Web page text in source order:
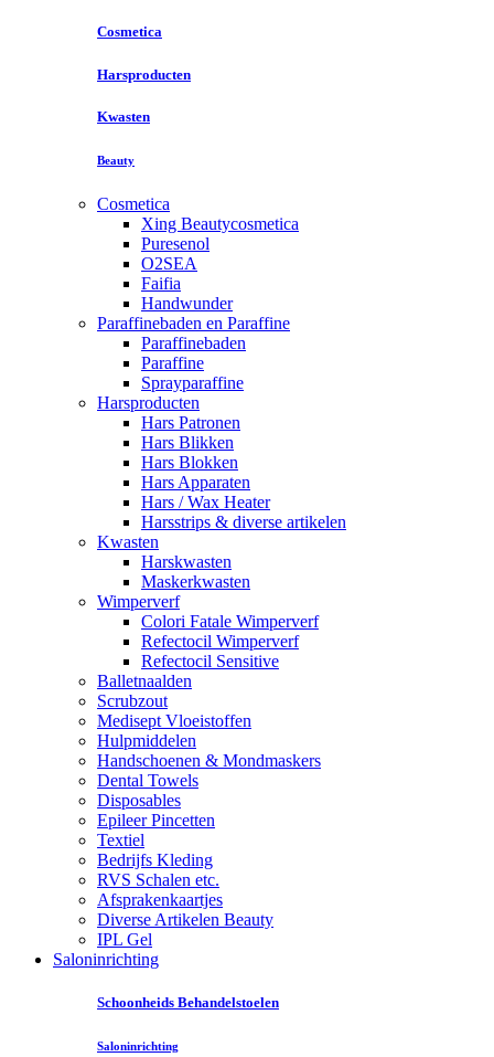
Cosmetica
Harsproducten
Kwasten
Beauty
Cosmetica
Xing Beautycosmetica
Puresenol
O2SEA
Faifia
Handwunder
Paraffinebaden en Paraffine
Paraffinebaden
Paraffine
Sprayparaffine
Harsproducten
Hars Patronen
Hars Blikken
Hars Blokken
Hars Apparaten
Hars / Wax Heater
Harsstrips & diverse artikelen
Kwasten
Harskwasten
Maskerkwasten
Wimperverf
Colori Fatale Wimperverf
Refectocil Wimperverf
Refectocil Sensitive
Balletnaalden
Scrubzout
Medisept Vloeistoffen
Hulpmiddelen
Handschoenen & Mondmaskers
Dental Towels
Disposables
Epileer Pincetten
Textiel
Bedrijfs Kleding
RVS Schalen etc.
Afsprakenkaartjes
Diverse Artikelen Beauty
IPL Gel
Saloninrichting
Schoonheids Behandelstoelen
Saloninrichting